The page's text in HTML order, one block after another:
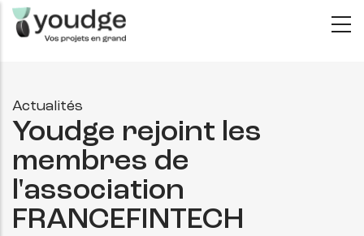
Aller
au
Actualités
Youdge rejoint les
membres de
l'association
FRANCEFINTECH